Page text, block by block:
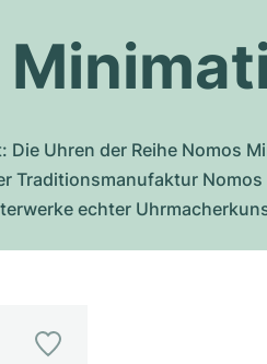
Die Uhren der Reihe Nomos
Traditionsmanufaktur
echter